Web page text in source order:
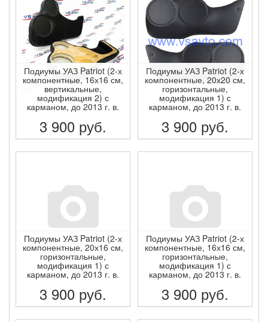
Подиумы УАЗ Patriot (2-х
компонентные, 16х16 см,
вертикальные,
модификация 2) с
карманом, до 2013 г. в.
3 900 руб.
ПОДРОБНЕЕ
Подиумы УАЗ Patriot (2-х
компонентные, 20х20 см,
горизонтальные,
модификация 1) с
карманом, до 2013 г. в.
3 900 руб.
ПОДРОБНЕЕ
Подиумы УАЗ Patriot (2-х
компонентные, 20х16 см,
горизонтальные,
модификация 1) с
карманом, до 2013 г. в.
3 900 руб.
Подиумы УАЗ Patriot (2-х
компонентные, 16х16 см,
горизонтальные,
модификация 1) с
карманом, до 2013 г. в.
3 900 руб.